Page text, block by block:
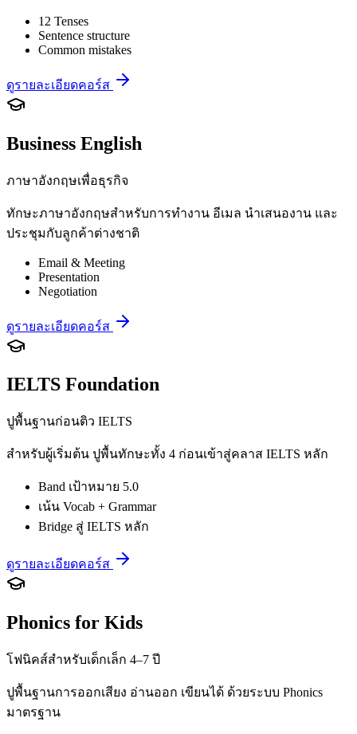
12 Tenses
Sentence structure
Common mistakes
ดูรายละเอียดคอร์ส
Business English
ภาษาอังกฤษเพื่อธุรกิจ
ทักษะภาษาอังกฤษสำหรับการทำงาน อีเมล นำเสนองาน และ
ประชุมกับลูกค้าต่างชาติ
Email & Meeting
Presentation
Negotiation
ดูรายละเอียดคอร์ส
IELTS Foundation
ปูพื้นฐานก่อนติว IELTS
สำหรับผู้เริ่มต้น ปูพื้นทักษะทั้ง 4 ก่อนเข้าสู่คลาส IELTS หลัก
Band เป้าหมาย 5.0
เน้น Vocab + Grammar
Bridge สู่ IELTS หลัก
ดูรายละเอียดคอร์ส
Phonics for Kids
โฟนิคส์สำหรับเด็กเล็ก 4–7 ปี
ปูพื้นฐานการออกเสียง อ่านออก เขียนได้ ด้วยระบบ Phonics
มาตรฐาน